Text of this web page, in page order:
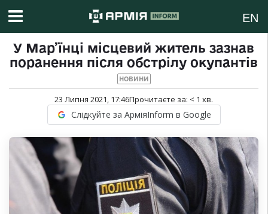
EN
У Мар’їнці місцевий житель зазнав
поранення після обстрілу окупантів
НОВИНИ
23 Липня 2021, 17:46Прочитаєте за: < 1 хв.
Слідкуйте за АрміяInform в Google